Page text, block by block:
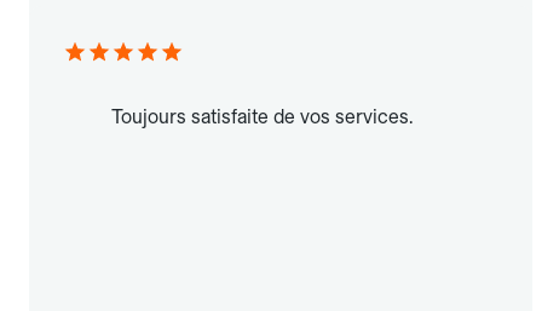
Toujours satisfaite de vos services.